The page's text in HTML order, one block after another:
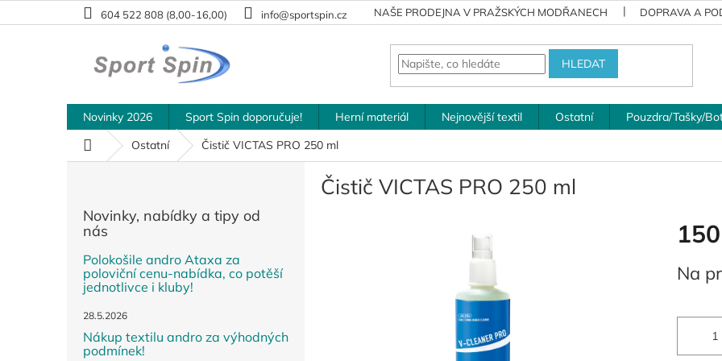
na
604 522 808 (8,00-16,00) info@sportspin.cz NAŠE PRODEJNA V PRAŽSKÝCH MODŘANECH DOPRAVA A
HLEDAT
Novinky 2026 Sport Spin doporučuje! Herní materiál Nejnovější textil Ostatní Pouzdra/Tašky/
Domů
Ostatní Čistič VICTAS PRO 250 ml
Novinky, nabídky a tipy od
nás
Polokošile andro Ataxa za
poloviční cenu-nabídka, co potěší
jednotlivce i kluby!
28.5.2026
Nákup textilu andro za výhodných
podmínek!
Čistič VICTAS PRO 250 ml
cena:
Na